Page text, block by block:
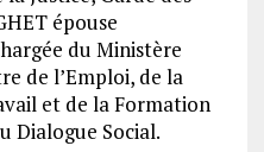
épouse
du Ministère
de l’Emploi, de la
et de la Formation
Dialogue Social.